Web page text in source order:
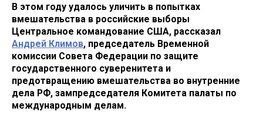
В этом году удалось уличить в попытках
вмешательства в российские выборы
Центральное командование США, рассказал
Андрей Климов, председатель Временной
комиссии Совета Федерации по защите
государственного суверенитета и
предотвращению вмешательства во внутренние
дела РФ, зампредседателя Комитета палаты по
международным делам.